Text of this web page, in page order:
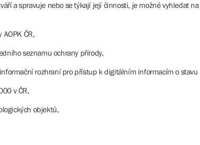
a spravuje nebo se týkají její činnosti, je možné vyhledat
ČR,
seznamu ochrany přírody,
rozhraní pro přístup k digitálním informacím o
v ČR,
objektů,